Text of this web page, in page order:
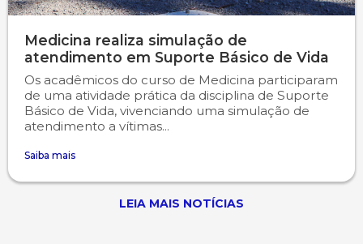
Medicina realiza simulação de
atendimento em Suporte Básico de Vida
Os acadêmicos do curso de Medicina participaram
de uma atividade prática da disciplina de Suporte
Básico de Vida, vivenciando uma simulação de
atendimento a vítimas...
Saiba mais
LEIA MAIS NOTÍCIAS